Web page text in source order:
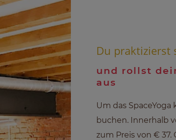
Du praktizierst
und rollst
aus
Um das
buchen. Innerhalb
zum Preis von € 37.